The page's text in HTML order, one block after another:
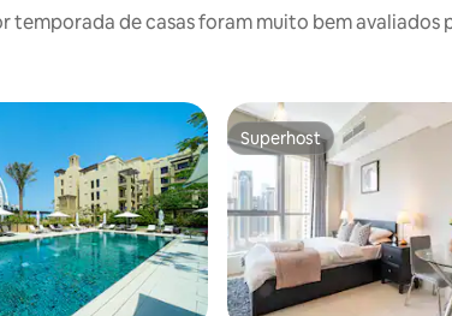
temporada de casas foram muito bem avaliados
Superhost
Superhost